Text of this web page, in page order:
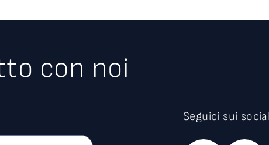
con noi
Seguici sui social